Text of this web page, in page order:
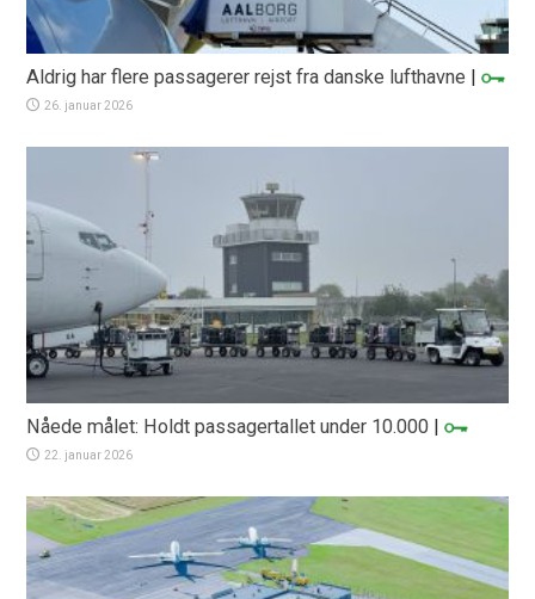
Aldrig har flere passagerer rejst fra danske lufthavne |
26. januar 2026
Nåede målet: Holdt passagertallet under 10.000 |
22. januar 2026